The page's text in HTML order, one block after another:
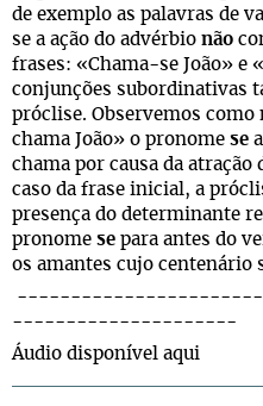
de exemplo as palavras de
se a ação do advérbio não
frases: «Chama-se João» e
conjunções subordinativas
próclise. Observemos como
chama João» o pronome se
chama por causa da atração
caso da frase inicial, a
presença do determinante
pronome se para antes do
os amantes cujo centenário
---------------------
Áudio disponível aqui